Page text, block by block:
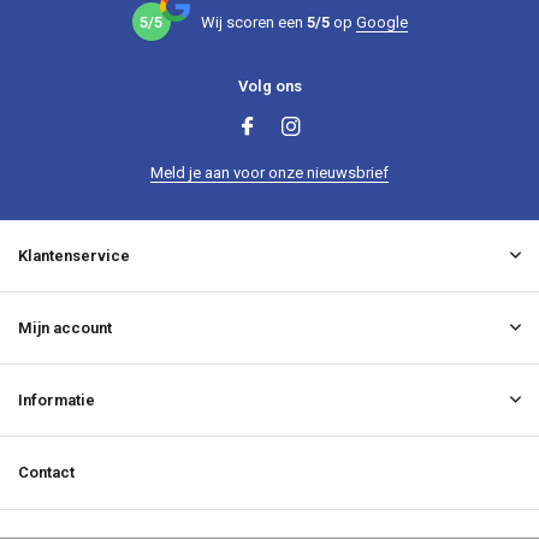
5/5 Wij scoren een 5/5op Google
Volg ons
Meld je aan voor onze nieuwsbrief
Klantenservice
Mijn account
Informatie
Contact